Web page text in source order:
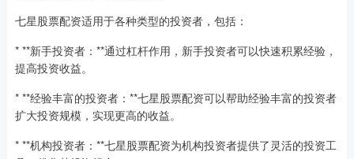
七星股票配资适用于各种类型的投资者，包括：
* **新手投资者：**通过杠杆作用，新手投资者可以快速积累经验，
提高投资收益。
* **经验丰富的投资者：**七星股票配资可以帮助经验丰富的投资者
扩大投资规模，实现更高的收益。
* **机构投资者：**七星股票配资为机构投资者提供了灵活的投资工